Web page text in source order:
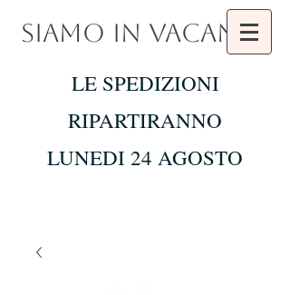
SIAMO IN VACANZA
LE SPEDIZIONI
RIPARTIRANNO
LUNEDI 24 AGOSTO